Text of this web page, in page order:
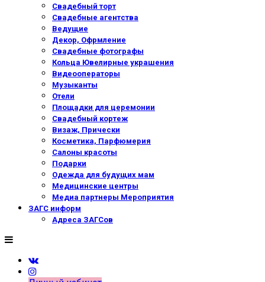
Свадебный торт
Свадебные агентства
Ведущие
Декор, Офрмление
Свадебные фотографы
Кольца Ювелирные украшения
Видеооператоры
Музыканты
Отели
Площадки для церемонии
Свадебный кортеж
Визаж, Прически
Косметика, Парфюмерия
Салоны красоты
Подарки
Одежда для будущих мам
Медицинские центры
Медиа партнеры Мероприятия
ЗАГС информ
Адреса ЗАГСов